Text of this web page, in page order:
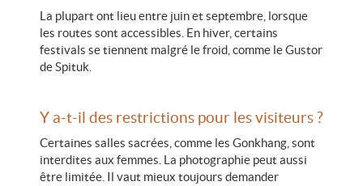
La plupart ont lieu entre juin et septembre, lorsque
les routes sont accessibles. En hiver, certains
festivals se tiennent malgré le froid, comme le Gustor
de Spituk.
Y a-t-il des restrictions pour les visiteurs ?
Certaines salles sacrées, comme les Gonkhang, sont
interdites aux femmes. La photographie peut aussi
être limitée. Il vaut mieux toujours demander